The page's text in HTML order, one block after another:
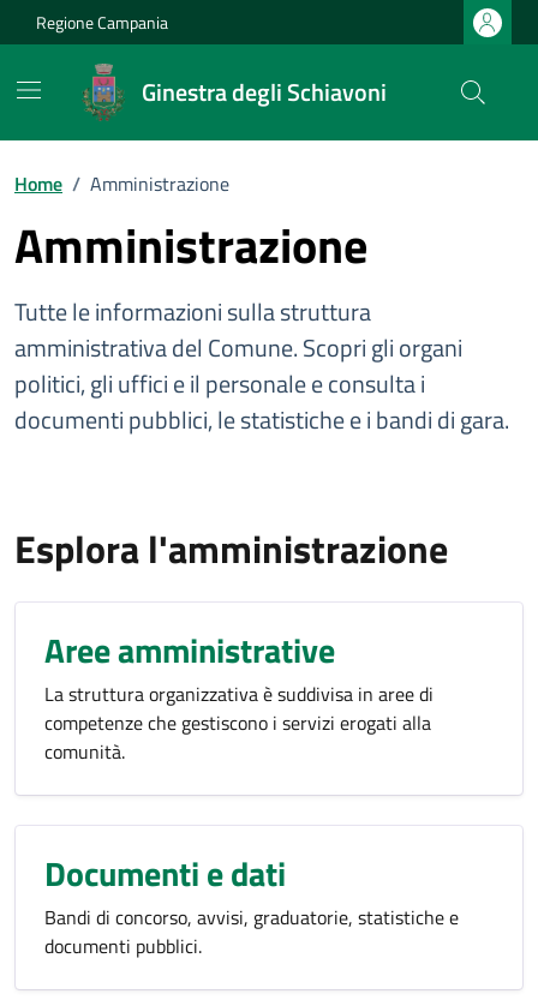
Vai ai contenuti
Vai al footer
Regione Campania
Ginestra degli Schiavoni
Home / Amministrazione
Amministrazione
Tutte le informazioni sulla struttura
amministrativa del Comune. Scopri gli organi
politici, gli uffici e il personale e consulta i
documenti pubblici, le statistiche e i bandi di gara.
Esplora l'amministrazione
Aree amministrative
La struttura organizzativa è suddivisa in aree di
competenze che gestiscono i servizi erogati alla
comunità.
Documenti e dati
Bandi di concorso, avvisi, graduatorie, statistiche e
documenti pubblici.